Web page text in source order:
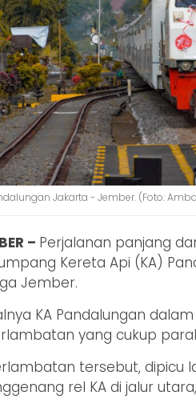
Jakarta - Jember. (Foto:
– Perjalanan panjang
Kereta Api (KA)
Jember.
KA Pandalungan
yang cukup
tersebut, dipicu
rel KA di jalur